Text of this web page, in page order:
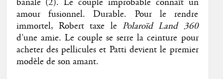
banale (2). Le couple improbable connaît un
amour fusionnel. Durable. Pour le rendre
immortel, Robert taxe le Polaroïd Land 360
d’une amie. Le couple se serre la ceinture pour
acheter des pellicules et Patti devient le premier
modèle de son amant.